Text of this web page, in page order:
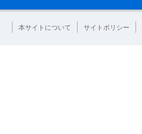
本サイトについて サイトポリシー